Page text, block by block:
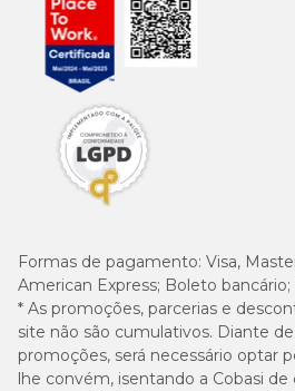
Formas de pagamento: Visa,
American Express; Boleto
* As promoções, parcerias e
site não são cumulativos. Diante
promoções, será necessário optar
lhe convém, isentando a Cobasi de